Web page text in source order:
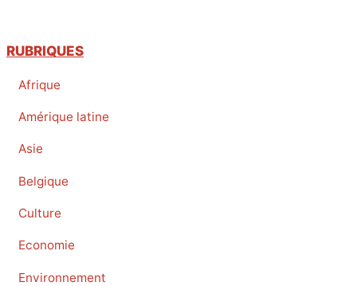
RUBRIQUES
Afrique
Amérique latine
Asie
Belgique
Culture
Economie
Environnement